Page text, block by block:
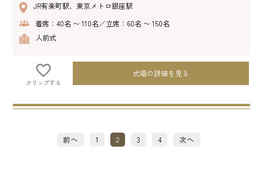
JR有楽町駅、東京メトロ銀座駅
着席：40名 〜 110名／立席：60名 〜 150名
人前式
クリップする
式場の詳細を見る
前へ 1 2 3 4 次へ